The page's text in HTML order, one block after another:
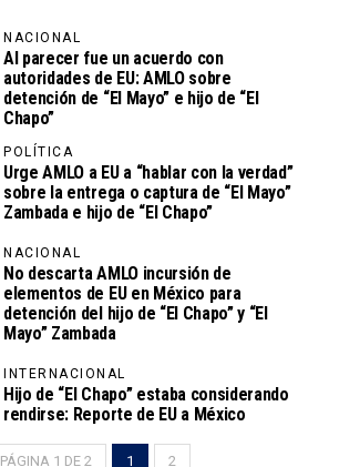
NACIONAL
Al parecer fue un acuerdo con
autoridades de EU: AMLO sobre
detención de “El Mayo” e hijo de “El
Chapo”
POLÍTICA
Urge AMLO a EU a “hablar con la verdad”
sobre la entrega o captura de “El Mayo”
Zambada e hijo de “El Chapo”
NACIONAL
No descarta AMLO incursión de
elementos de EU en México para
detención del hijo de “El Chapo” y “El
Mayo” Zambada
INTERNACIONAL
Hijo de “El Chapo” estaba considerando
rendirse: Reporte de EU a México
PÁGINA 1 DE 2 1 2